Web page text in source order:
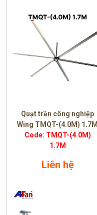
Quạt trần công nghiệp
Wing TMQT-(4.0M) 1.7M
Code: TMQT-(4.0M)
1.7M
Liên hệ